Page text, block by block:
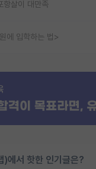
항살이 대만족
에 입학하는 법>
)에서 핫한 인기글은?